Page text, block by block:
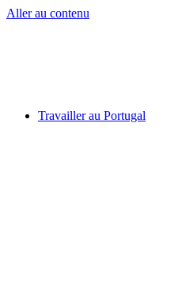
Aller au contenu
Travailler au Portugal